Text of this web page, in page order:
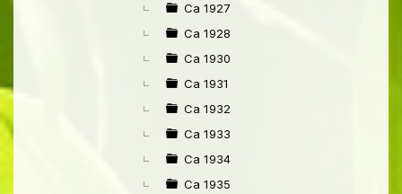
Ca 1927
Ca 1928
Ca 1930
Ca 1931
Ca 1932
Ca 1933
Ca 1934
Ca 1935